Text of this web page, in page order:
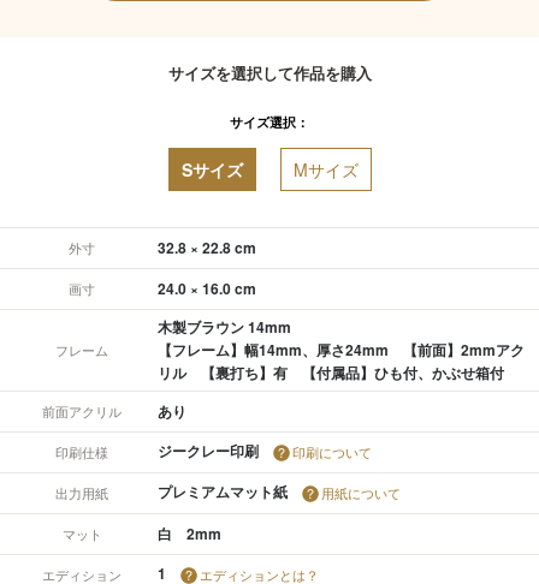
サイズを選択して作品を購入
サイズ選択：
Sサイズ Mサイズ
外寸 32.8 × 22.8 cm
画寸 24.0 × 16.0 cm
フレーム
木製ブラウン 14mm
【フレーム】幅14mm、厚さ24mm 【前面】2mmアク
リル 【裏打ち】有 【付属品】ひも付、かぶせ箱付
前面アクリル あり
印刷仕様 ジークレー印刷 印刷について
出力用紙 プレミアムマット紙 用紙について
マット 白 2mm
エディション 1 エディションとは？